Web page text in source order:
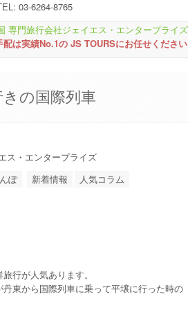
03-6264-8765
は実績No.1の JS TOURSにお任せください
の国際列車
ス・エンタープライズ
ぽ
新着情報 人気コラム
行が人気あります。
東から国際列車に乗って平壌に行った時の